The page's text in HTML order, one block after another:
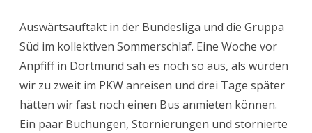
Auswärtsauftakt in der Bundesliga und die Gruppa
Süd im kollektiven Sommerschlaf. Eine Woche vor
Anpfiff in Dortmund sah es noch so aus, als würden
wir zu zweit im PKW anreisen und drei Tage später
hätten wir fast noch einen Bus anmieten können.
Ein paar Buchungen, Stornierungen und stornierte